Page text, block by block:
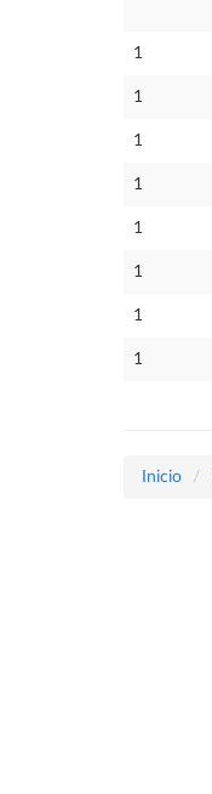
1
1
1
1
1
1
1
1
Inicio